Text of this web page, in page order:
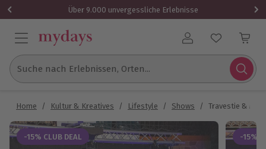
Über 9.000 unvergessliche Erlebnisse
Benutzerkonto
Suche nach Erlebnissen, Orten...
Home / Kultur & Kreatives / Lifestyle / Shows / Travestie &
-15% CLUB DEAL -15%